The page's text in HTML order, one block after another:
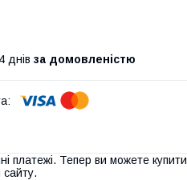
днів за домовленістю
платежі. Тепер ви можете купити